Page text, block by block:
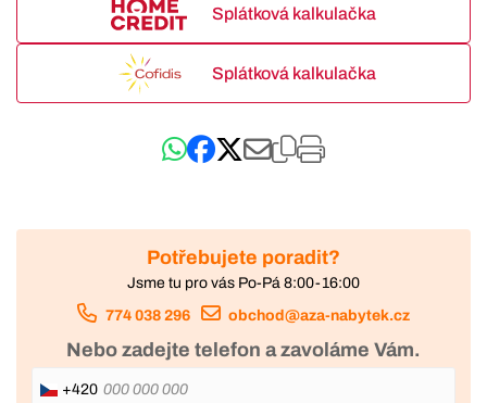
Splátková kalkulačka
Splátková kalkulačka
Potřebujete poradit?
Jsme tu pro vás Po-Pá 8:00-16:00
774 038 296 obchod@aza-nabytek.cz
Nebo zadejte telefon a zavoláme Vám.
+420